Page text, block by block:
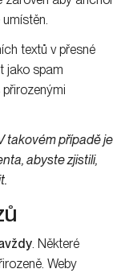
textů v přesné
jako spam
takovém případě je
abyste zjistili,
. Některé
Weby